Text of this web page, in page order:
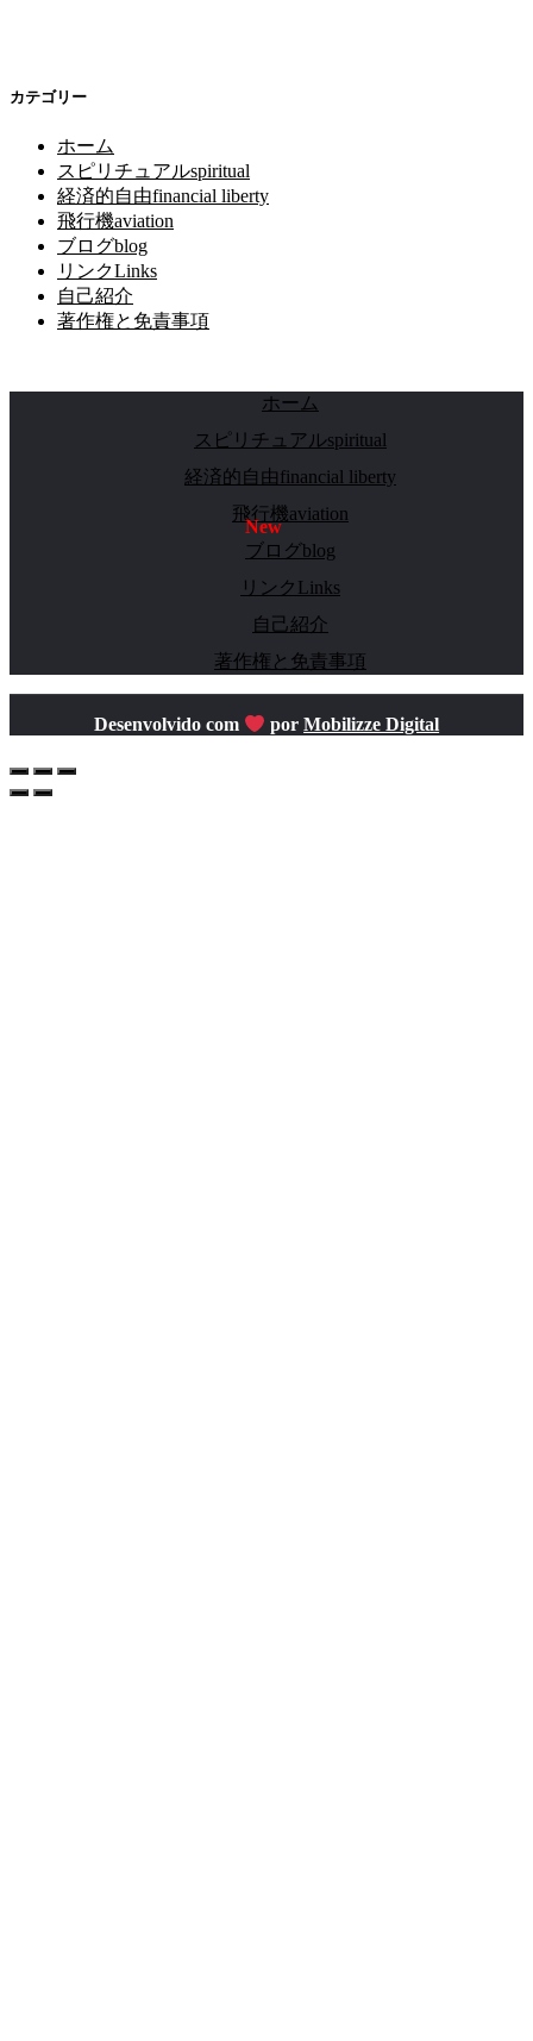
カテゴリー
ホーム
スピリチュアルspiritual
経済的自由financial liberty
飛行機aviation
ブログblog
リンクLinks
自己紹介
著作権と免責事項
ホーム
スピリチュアルspiritual
経済的自由financial liberty
飛行機aviation
ブログblog
リンクLinks
自己紹介
著作権と免責事項
Desenvolvido com porMobilizze Digital